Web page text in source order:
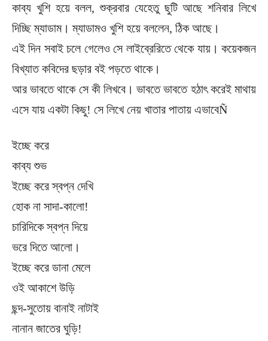
কাব্য খুশি হয়ে বলল, শুক্রবার যেহেতু ছুটি আছে শনিবার লিখে
দিচ্ছি ম্যাডাম। ম্যাডামও খুশি হয়ে বললেন, ঠিক আছে।
এই দিন সবাই চলে গেলেও সে লাইব্রেরিতে থেকে যায়। কয়েকজন
বিখ্যাত কবিদের ছড়ার বই পড়তে থাকে।
আর ভাবতে থাকে সে কী লিখবে। ভাবতে ভাবতে হঠাৎ করেই মাথায়
এসে যায় একটা কিছু! সে লিখে নেয় খাতার পাতায় এভাবেÑ
ইচ্ছে করে
কাব্য শুভ
ইচ্ছে করে স্বপ্ন দেখি
হোক না সাদা-কালো!
চারিদিকে স্বপ্ন দিয়ে
ভরে দিতে আলো।
ইচ্ছে করে ডানা মেলে
ওই আকাশে উড়ি
ছন্দ-সুতোয় বানাই নাটাই
নানান জাতের ঘুড়ি!